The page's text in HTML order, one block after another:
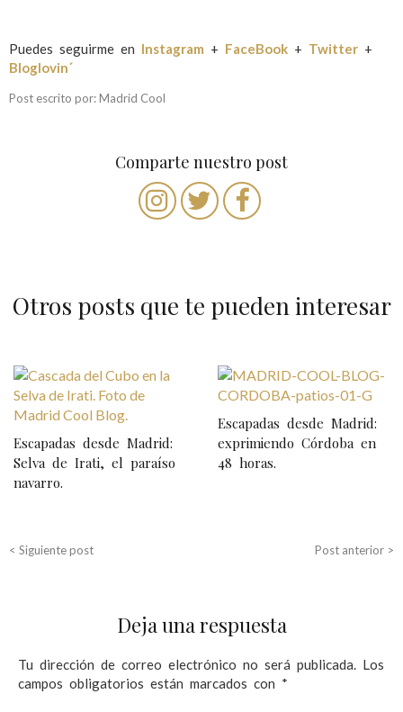
Puedes seguirme en Instagram + FaceBook + Twitter +
Bloglovin´
Post escrito por: Madrid Cool
Comparte nuestro post
Otros posts que te pueden interesar
Escapadas desde Madrid:
Selva de Irati, el paraíso
navarro.
Escapadas desde Madrid:
exprimiendo Córdoba en
48 horas.
N
a
v
e
g
c
d
e
Post anterior >
< Siguiente post
Deja una respuesta
Tu dirección de correo electrónico no será publicada. Los
campos obligatorios están marcados con *